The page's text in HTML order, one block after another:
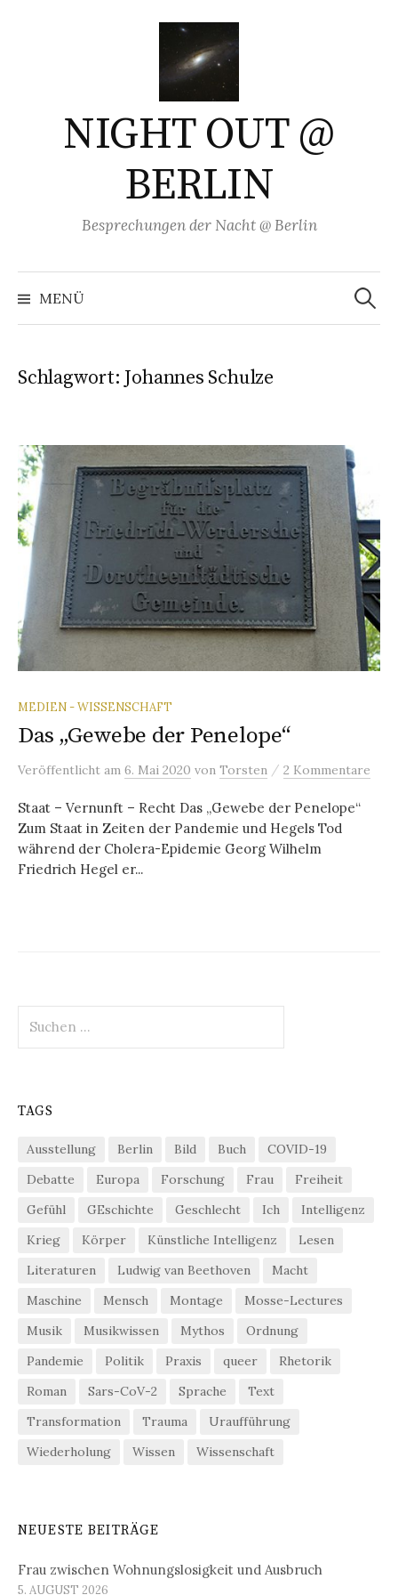
NIGHT OUT @
BERLIN
Besprechungen der Nacht @ Berlin
MENÜ
Suchen
nach:
Schlagwort: Johannes Schulze
MEDIEN - WISSENSCHAFT
Das „Gewebe der Penelope“
Veröffentlicht am 6. Mai 2020 von Torsten / 2 Kommentare
Staat – Vernunft – Recht Das „Gewebe der Penelope“
Zum Staat in Zeiten der Pandemie und Hegels Tod
während der Cholera-Epidemie Georg Wilhelm
Friedrich Hegel er...
nach:
TAGS
Ausstellung Berlin Bild Buch
COVID-19
Debatte
Europa Forschung Frau
Freiheit
Gefühl
GEschichte Geschlecht Ich
Intelligenz
Krieg
Körper Künstliche Intelligenz
Lesen
Literaturen
Ludwig van Beethoven
Macht
Maschine
Mensch Montage
Mosse-Lectures
Musik
Musikwissen Mythos
Ordnung
Pandemie
Politik Praxis queer
Rhetorik
Roman
Sars-CoV-2 Sprache
Text
Transformation
Trauma
Uraufführung
Wiederholung
Wissen Wissenschaft
NEUESTE BEITRÄGE
Frau zwischen Wohnungslosigkeit und Ausbruch
5. AUGUST 2026